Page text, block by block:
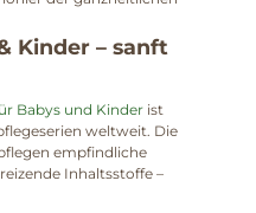
Kinder – sanft
Babys und Kinder ist
weltweit. Die
empfindliche
Inhaltsstoffe –